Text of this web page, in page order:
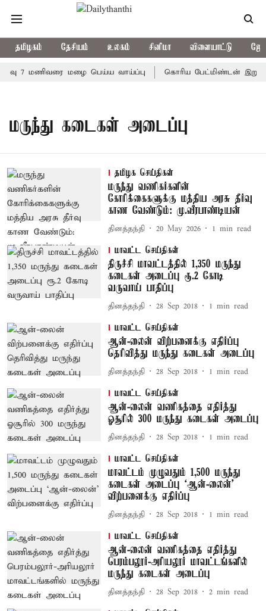
தமிழகம் தேசியம் உலகம் சினிமா விளையாட்டு
7 மணிவரை மழை பெய்ய வாய்ப்பு கொரிய பேட்மிண்டன்
மருந்து கடைகள் அடைப்பு
தமிழக செய்திகள்
மருந்து வணிகர்களின்
கோரிக்கைகளுக்கு மத்திய அரசு தீர்வு
காண வேண்டும்: மு.வீரபாண்டியன்
தினத்தந்தி 20 May 2026 1 min read
மாவட்ட செய்திகள்
திருச்சி மாவட்டத்தில் 1,350 மருந்து
கடைகள் அடைப்பு ரூ.2 கோடி
வருவாய் பாதிப்பு
தினத்தந்தி 28 Sep 2018 1 min read
மாவட்ட செய்திகள்
ஆன்-லைன் விற்பனைக்கு எதிர்ப்பு
தெரிவித்து மருந்து கடைகள் அடைப்பு
தினத்தந்தி 28 Sep 2018 1 min read
மாவட்ட செய்திகள்
ஆன்-லைன் வணிகத்தை எதிர்த்து
ஓசூரில் 300 மருந்து கடைகள் அடைப்பு
தினத்தந்தி 28 Sep 2018 1 min read
மாவட்ட செய்திகள்
மாவட்டம் முழுவதும் 1,500 மருந்து
கடைகள் அடைப்பு ‘ஆன்-லைன்’
விற்பனைக்கு எதிர்ப்பு
தினத்தந்தி 28 Sep 2018 1 min read
மாவட்ட செய்திகள்
ஆன்-லைன் வணிகத்தை எதிர்த்து
பெரம்பலூர்-அரியலூர் மாவட்டங்களில்
மருந்து கடைகள் அடைப்பு
தினத்தந்தி 28 Sep 2018 2 min read